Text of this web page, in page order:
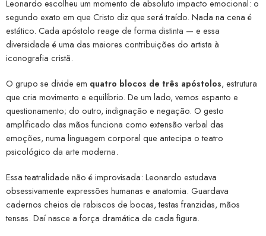
Leonardo escolheu um momento de absoluto impacto emocional: o
segundo exato em que Cristo diz que será traído. Nada na cena é
estático. Cada apóstolo reage de forma distinta — e essa
diversidade é uma das maiores contribuições do artista à
iconografia cristã.
O grupo se divide em quatro blocos de três apóstolos, estrutura
que cria movimento e equilíbrio. De um lado, vemos espanto e
questionamento; do outro, indignação e negação. O gesto
amplificado das mãos funciona como extensão verbal das
emoções, numa linguagem corporal que antecipa o teatro
psicológico da arte moderna.
Essa teatralidade não é improvisada: Leonardo estudava
obsessivamente expressões humanas e anatomia. Guardava
cadernos cheios de rabiscos de bocas, testas franzidas, mãos
tensas. Daí nasce a força dramática de cada figura.